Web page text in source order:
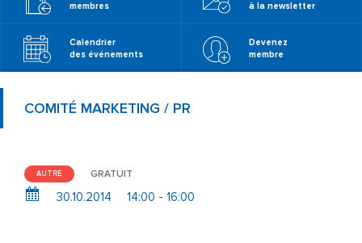
membres
à la newsletter
Calendrier
des événements
Devenez
membre
COMITÉ MARKETING / PR
AUTRE GRATUIT
30.10.2014 14:00 - 16:00